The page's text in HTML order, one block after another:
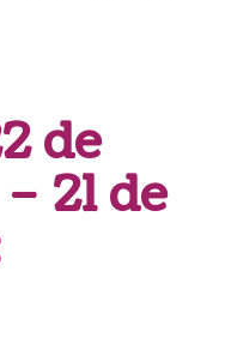
de
21 de